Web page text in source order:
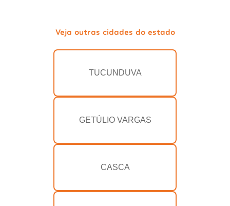
Veja outras cidades do estado
TUCUNDUVA
GETÚLIO VARGAS
CASCA